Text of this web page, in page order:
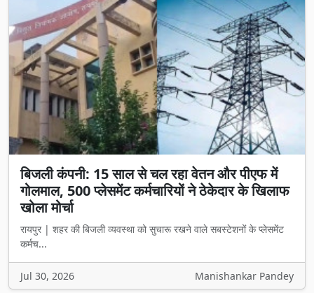
बिजली कंपनी: 15 साल से चल रहा वेतन और पीएफ में
गोलमाल, 500 प्लेसमेंट कर्मचारियों ने ठेकेदार के खिलाफ
खोला मोर्चा
रायपुर | शहर की बिजली व्यवस्था को सुचारू रखने वाले सबस्टेशनों के प्लेसमेंट
कर्मच...
Jul 30, 2026 Manishankar Pandey